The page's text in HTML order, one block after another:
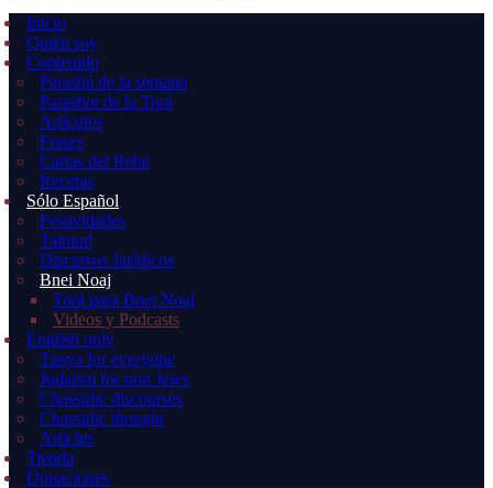
Inicio
Quién soy
Contenido
Parashá de la semana
Parashot de la Torá
Artículos
Frases
Cartas del Rebe
Recetas
Sólo Español
Festividades
Talmud
Discursos Jasídicos
Bnei Noaj
Torá para Bnei Noaj
Videos y Podcasts
English only
Tanya for everyone
Judaism for non Jews
Chassidic discourses
Chassidic thought
Articles
Tienda
Donaciones